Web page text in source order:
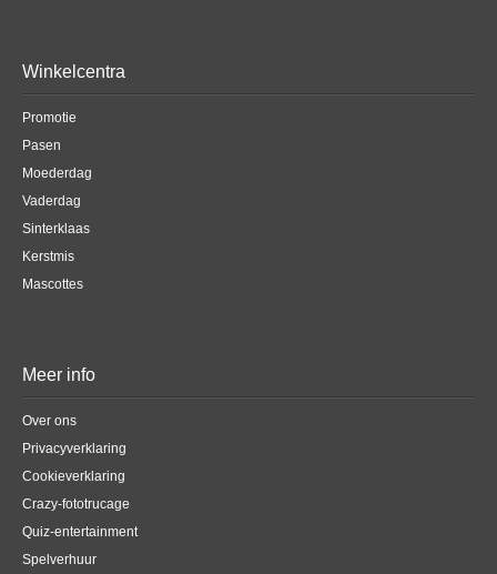
Winkelcentra
Promotie
Pasen
Moederdag
Vaderdag
Sinterklaas
Kerstmis
Mascottes
Meer info
Over ons
Privacyverklaring
Cookieverklaring
Crazy-fototrucage
Quiz-entertainment
Spelverhuur